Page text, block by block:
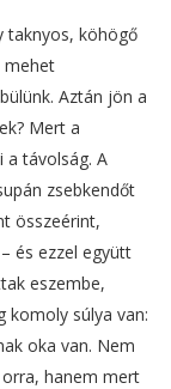
taknyos, köhögő
mehet
Aztán jön a
Mert a
a távolság. A
zsebkendőt
összeérint,
és ezzel együtt
eszembe,
komoly súlya van:
oka van. Nem
hanem mert